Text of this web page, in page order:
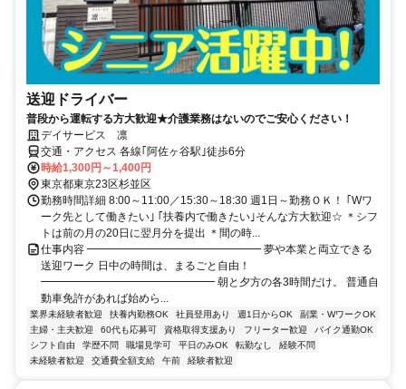
送迎ドライバー
普段から運転する方大歓迎★介護業務はないのでご安心ください！
デイサービス 凛
交通・アクセス 各線｢阿佐ヶ谷駅｣徒歩6分
時給1,300円～1,400円
東京都東京23区杉並区
勤務時間詳細 8:00～11:00／15:30～18:30 週1日～勤務ＯＫ！ ｢Wワ
ーク先として働きたい｣ ｢扶養内で働きたい｣そんな方大歓迎☆ ＊シフ
トは前の月の20日に翌月分を提出 ＊間の時...
仕事内容 ━━━━━━━━━━━━━━━━ 夢や本業と両立できる
送迎ワーク 日中の時間は、まるごと自由！
━━━━━━━━━━━━━━━━ 朝と夕方の各3時間だけ。 普通自
動車免許があれば始めら...
業界未経験者歓迎 扶養内勤務OK 社員登用あり 週1日からOK
副業・WワークOK
主婦・主夫歓迎
60代も応募可 資格取得支援あり フリーター歓迎
バイク通勤OK
シフト自由
学歴不問 職場見学可 平日のみOK 転勤なし
経験不問
未経験者歓迎
交通費全額支給 午前 経験者歓迎